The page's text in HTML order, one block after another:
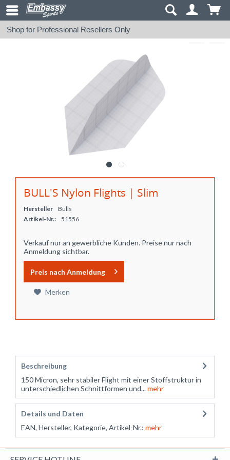
Shop for Professional Resellers Only
BULL'S Nylon Flights | Slim
Hersteller
Bulls
Artikel-Nr.:
51556
Verkauf nur an gewerbliche Kunden. Preise nur nach
Anmeldung sichtbar.
Preis nach Anmeldung
Merken
Beschreibung
150 Micron, sehr stabiler Flight mit einer Stoffstruktur in
unterschiedlichen Schnittformen und...mehr
Details und Daten
EAN, Hersteller, Kategorie, Artikel-Nr.: mehr